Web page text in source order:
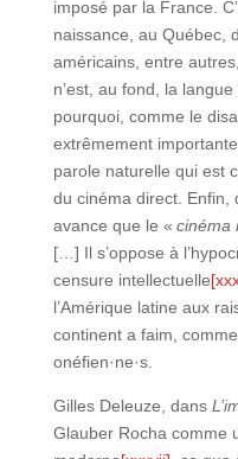
imposé par la France.
naissance, au Québec,
américains, entre
n’est, au fond, la
pourquoi, comme le
extrêmement
parole naturelle qui est
du cinéma direct. Enfin,
avance que le « cinéma
[…] Il s’oppose à
censure intellectuelle
l’Amérique latine aux
continent a faim,
onéfien·ne·s.
Gilles Deleuze, dans
Glauber Rocha comme